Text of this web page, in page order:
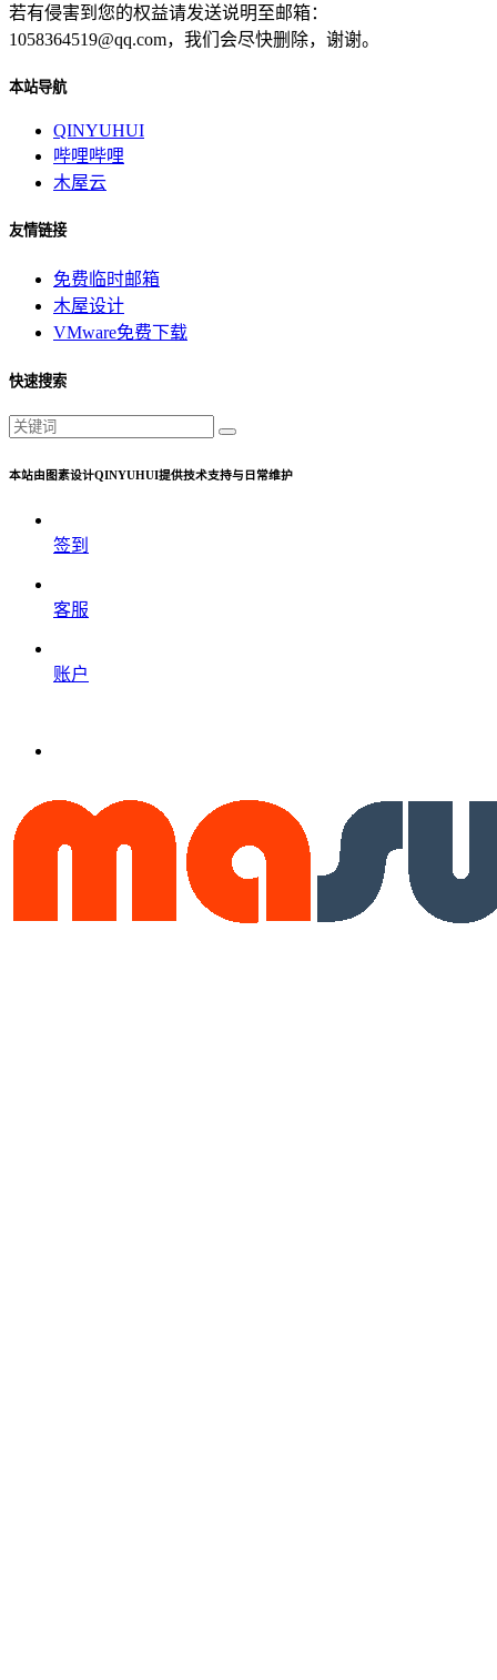
若有侵害到您的权益请发送说明至邮箱：
1058364519@qq.com，我们会尽快删除，谢谢。
本站导航
QINYUHUI
哔哩哔哩
木屋云
友情链接
免费临时邮箱
木屋设计
VMware免费下载
快速搜索
本站由图素设计QINYUHUI提供技术支持与日常维护
签到
客服
账户